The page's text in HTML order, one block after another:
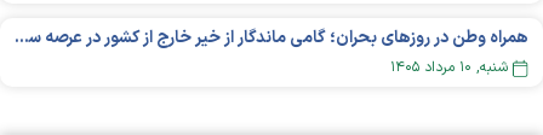
همراه وطن در روزهای بحران؛ گامی ماندگار از خیر خارج از کشور در عرصه سلامت
شنبه, ۱۰ مرداد ۱۴۰۵